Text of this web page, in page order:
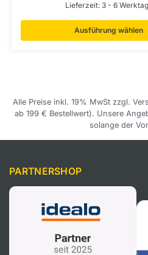
Lieferzeit: 3 - 6
Ausführung wählen
Alle Preise inkl. 19% MwSt zzgl.
ab 199 € Bestellwert). Unsere
solange der
PARTNERSHOP